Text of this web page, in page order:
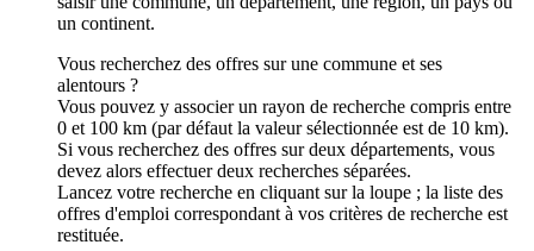
un continent.
Vous recherchez des offres sur une commune et ses
alentours ?
Vous pouvez y associer un rayon de recherche compris entre
0 et 100 km (par défaut la valeur sélectionnée est de 10 km).
Si vous recherchez des offres sur deux départements, vous
devez alors effectuer deux recherches séparées.
Lancez votre recherche en cliquant sur la loupe ; la liste des
offres d'emploi correspondant à vos critères de recherche est
restituée.